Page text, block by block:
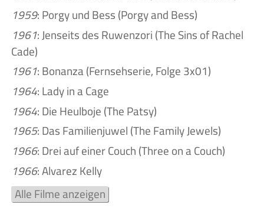
1959: Porgy und Bess (Porgy and Bess)
1961: Jenseits des Ruwenzori (The Sins of Rachel
Cade)
1961: Bonanza (Fernsehserie, Folge 3x01)
1964: Lady in a Cage
1964: Die Heulboje (The Patsy)
1965: Das Familienjuwel (The Family Jewels)
1966: Drei auf einer Couch (Three on a Couch)
1966: Alvarez Kelly
Alle Filme anzeigen